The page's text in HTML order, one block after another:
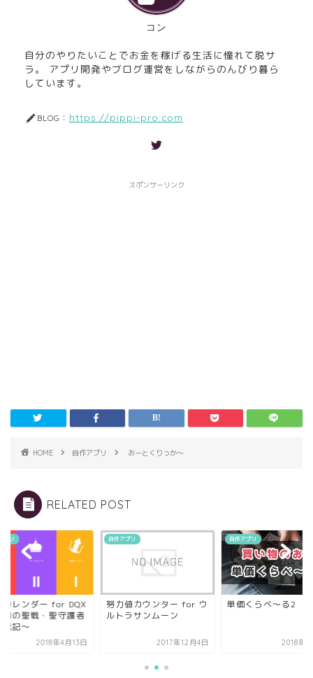
コン
自分のやりたいことでお金を稼げる生活に憧れて脱サ
ラ。 アプリ開発やブログ運営をしながらのんびり暮ら
しています。
BLOG： https://pippi-pro.com
スポンサーリンク
HOME 自作アプリ おーとくりっか～
RELATED POST
プリ
カレンダー for DQX
闇の聖戦・聖守護者
戦記〜
2018年4月13日
自作アプリ
努力値カウンター for ウ
ルトラサンムーン
2017年12月4日
自作アプリ
単価くらべ〜る2
2018年6